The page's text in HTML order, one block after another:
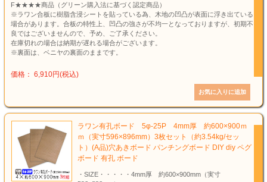
F★★★★商品（グリーン購入法に基づく認定商品）
※ラワン合板に樹脂含浸シートを貼っている為、木地の凹凸が表面に浮き出ている
場合があります。合板の特性上、凹凸の強さが不均一となっておりますが、初期不
良ではございませんので、予め、ご了承ください。
在庫切れの場合は納期が遅れる場合がございます。
※裏面は、ベニヤの裏面のままです。
価格： 6,910円(税込)
ラワン有孔ボード 5φ-25P 4mm厚 約600×900ｍ
ｍ（実寸596×896mm）3枚セット（約3.54kg/セッ
ト）(A品)穴あきボード パンチングボード DIY diy ペグ
ボード 有孔 ボード
・SIZE・・・・・4mm厚 約600×900mm（実寸